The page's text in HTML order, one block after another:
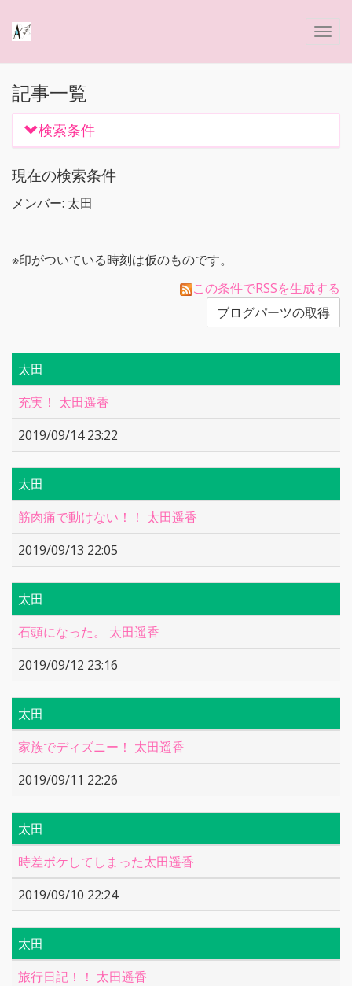
記事一覧
検索条件
現在の検索条件
メンバー: 太田
※印がついている時刻は仮のものです。
この条件でRSSを生成する
ブログパーツの取得
太田
充実！ 太田遥香
2019/09/14 23:22
太田
筋肉痛で動けない！！ 太田遥香
2019/09/13 22:05
太田
石頭になった。 太田遥香
2019/09/12 23:16
太田
家族でディズニー！ 太田遥香
2019/09/11 22:26
太田
時差ボケしてしまった太田遥香
2019/09/10 22:24
太田
旅行日記！！ 太田遥香